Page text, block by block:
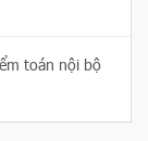
toán nội bộ